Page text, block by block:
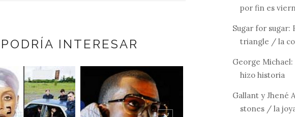
INTERESAR
por fin es
Sugar for sugar:
triangle / la
George
hizo historia
Gallant y Jhené
stones / la